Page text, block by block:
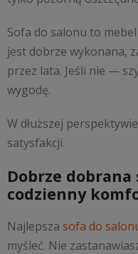
Sofa do salonu to
jest dobrze wykonana,
przez lata. Jeśli nie —
wygodę.
W dłuższej
satysfakcji.
Dobrze
codzienny
Najlepsza sofa do
myśleć. Nie